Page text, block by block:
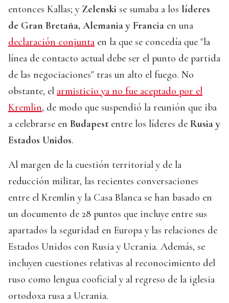
entonces Kallas; y Zelenski se sumaba a los líderes
de Gran Bretaña, Alemania y Francia en una
declaración conjunta en la que se concedía que "la
línea de contacto actual debe ser el punto de partida
de las negociaciones" tras un alto el fuego. No
obstante, el armisticio ya no fue aceptado por el
Kremlin, de modo que suspendió la reunión que iba
a celebrarse en Budapest entre los líderes de Rusia y
Estados Unidos.
Al margen de la cuestión territorial y de la
reducción militar, las recientes conversaciones
entre el Kremlin y la Casa Blanca se han basado en
un documento de 28 puntos que incluye entre sus
apartados la seguridad en Europa y las relaciones de
Estados Unidos con Rusia y Ucrania. Además, se
incluyen cuestiones relativas al reconocimiento del
ruso como lengua cooficial y al regreso de la iglesia
ortodoxa rusa a Ucrania.